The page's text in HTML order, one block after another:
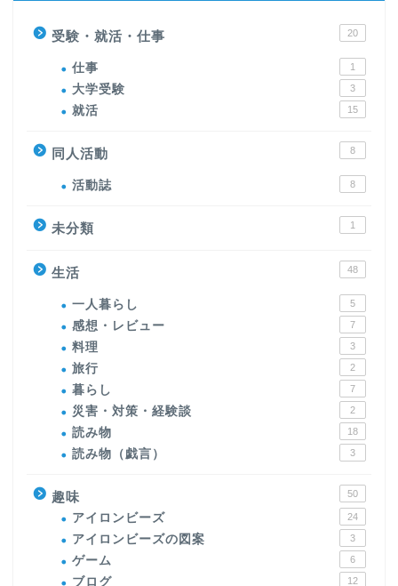
受験・就活・仕事 20
仕事 1
大学受験 3
就活 15
同人活動 8
活動誌 8
未分類 1
生活 48
一人暮らし 5
感想・レビュー 7
料理 3
旅行 2
暮らし 7
災害・対策・経験談 2
読み物 18
読み物（戯言） 3
趣味 50
アイロンビーズ 24
アイロンビーズの図案 3
ゲーム 6
ブログ 12